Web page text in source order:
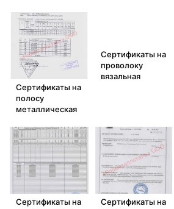
Сертификаты на
полосу
металлическая
Сертификаты на
проволоку
вязальная
Сертификаты на
Сертификаты на